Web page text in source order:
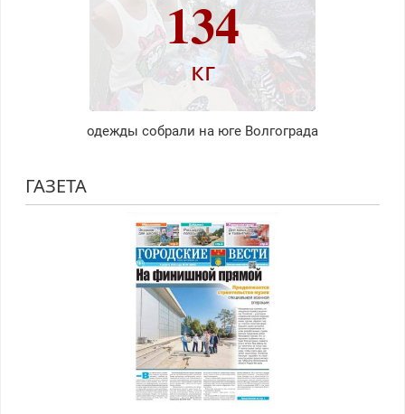
134
кг
одежды собрали на юге Волгограда
ГАЗЕТА